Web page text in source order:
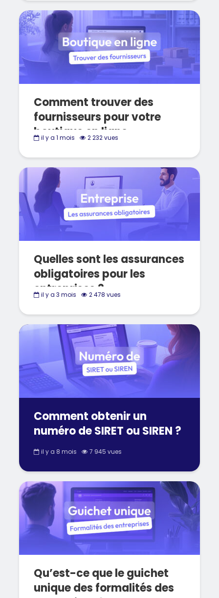
Comment trouver des
fournisseurs pour votre
boutique en ligne
il y a 1 mois 2 232 vues
Quelles sont les assurances
obligatoires pour les
entreprises ?
il y a 3 mois 2 478 vues
Comment obtenir un
numéro de SIRET ou SIREN ?
il y a 8 mois 7 945 vues
Qu’est-ce que le guichet
unique des formalités des